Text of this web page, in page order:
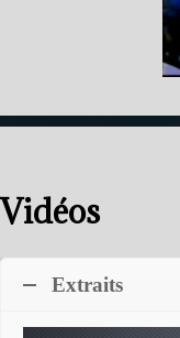
Vidéos
Extraits